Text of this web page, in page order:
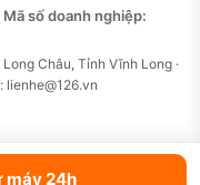
máy 24h
Mã số doanh nghiệp:
Châu, Tỉnh Vĩnh Long ·
lienhe@126.vn